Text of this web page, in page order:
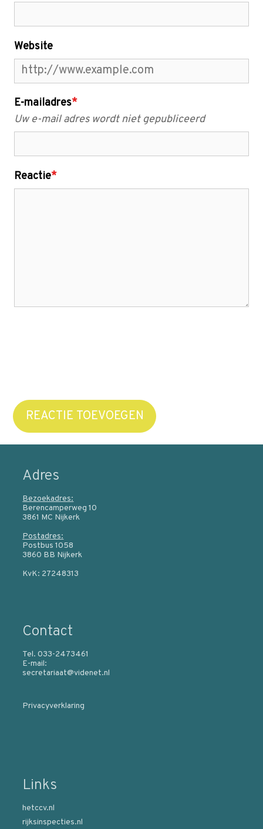
Website
E-mailadres*
Uw e-mail adres wordt niet gepubliceerd
Reactie*
REACTIE TOEVOEGEN
Adres
Bezoekadres:
Berencamperweg 10
3861 MC Nijkerk
Postadres:
Postbus 1058
3860 BB Nijkerk
KvK: 27248313
Contact
Tel. 033-2473461
E-mail:
secretariaat@videnet.nl
Privacyverklaring
Links
hetccv.nl
rijksinspecties.nl